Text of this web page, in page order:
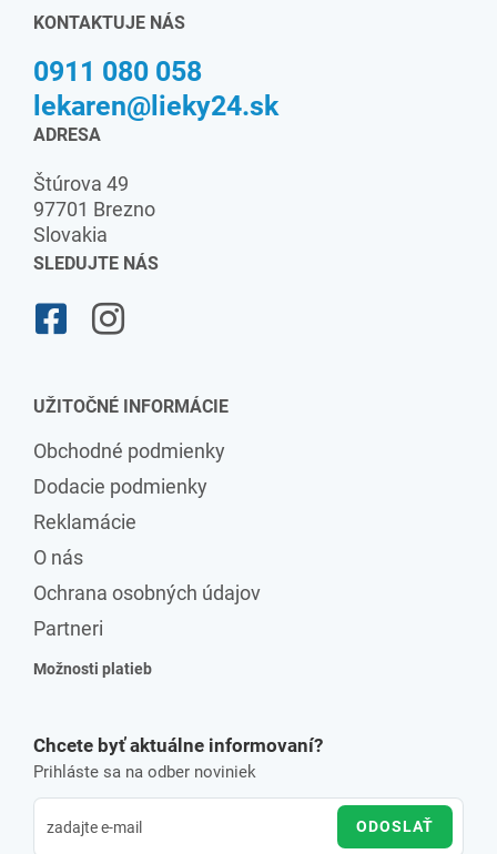
KONTAKTUJE NÁS
0911 080 058
lekaren@lieky24.sk
ADRESA
Štúrova 49
97701 Brezno
Slovakia
SLEDUJTE NÁS
UŽITOČNÉ INFORMÁCIE
Obchodné podmienky
Dodacie podmienky
Reklamácie
O nás
Ochrana osobných údajov
Partneri
Možnosti platieb
Chcete byť aktuálne informovaní?
Prihláste sa na odber noviniek
ODOSLAŤ